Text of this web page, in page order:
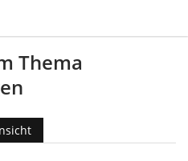
Thema